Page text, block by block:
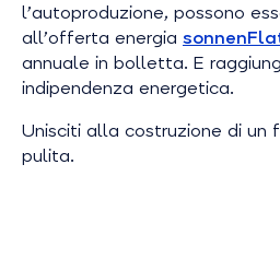
l’autoproduzione, possono
all’offerta energia
annuale in bolletta. E
indipendenza energetica.
Unisciti alla costruzione di un
pulita.